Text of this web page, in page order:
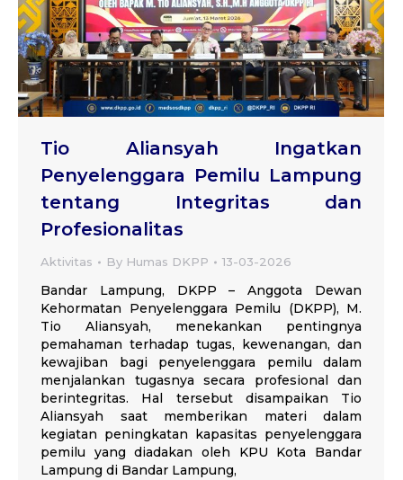
Tio Aliansyah Ingatkan
Penyelenggara Pemilu Lampung
tentang Integritas dan
Profesionalitas
Aktivitas By Humas DKPP 13-03-2026
Bandar Lampung, DKPP – Anggota Dewan
Kehormatan Penyelenggara Pemilu (DKPP), M.
Tio Aliansyah, menekankan pentingnya
pemahaman terhadap tugas, kewenangan, dan
kewajiban bagi penyelenggara pemilu dalam
menjalankan tugasnya secara profesional dan
berintegritas. Hal tersebut disampaikan Tio
Aliansyah saat memberikan materi dalam
kegiatan peningkatan kapasitas penyelenggara
pemilu yang diadakan oleh KPU Kota Bandar
Lampung di Bandar Lampung,